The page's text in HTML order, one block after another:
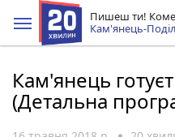
Пишеш ти!
Кам'янець-
Кам'янець
(Детальна